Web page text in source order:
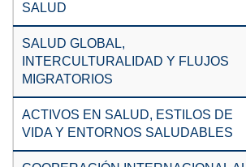
SALUD
SALUD GLOBAL,
INTERCULTURALIDAD Y FLUJOS
MIGRATORIOS
ACTIVOS EN SALUD, ESTILOS DE
VIDA Y ENTORNOS SALUDABLES